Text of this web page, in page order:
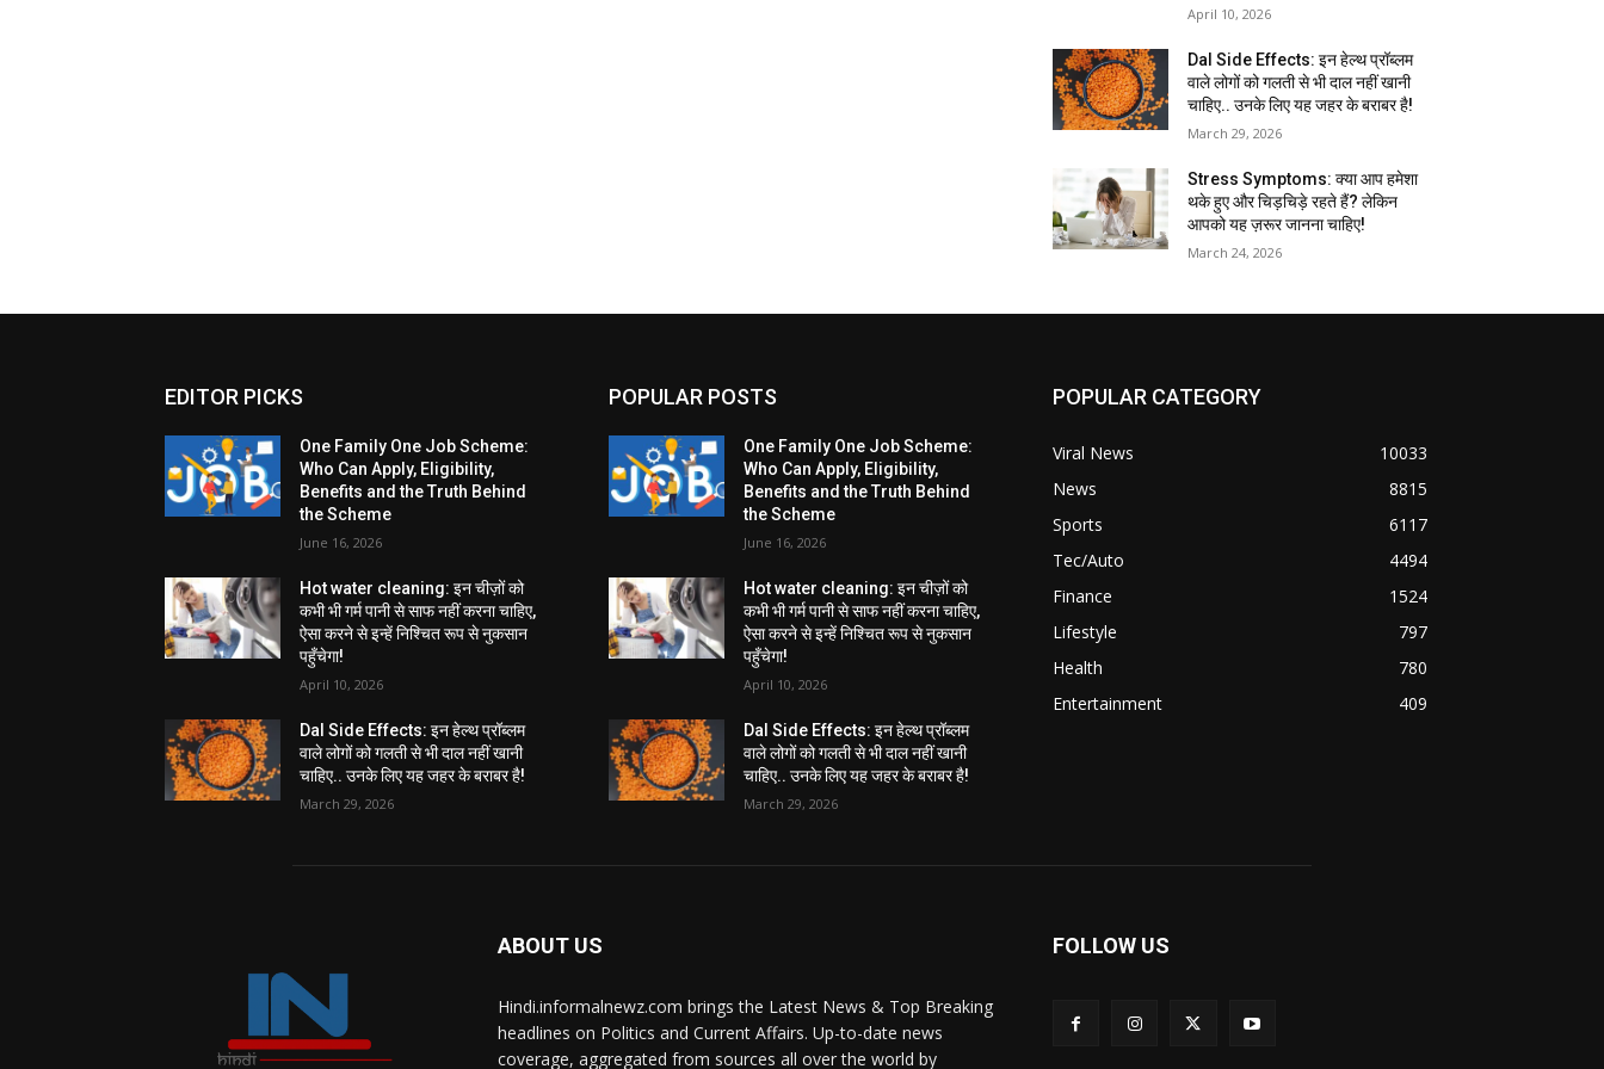
April 10, 2026
Dal Side Effects: इन हेल्थ प्रॉब्लम
वाले लोगों को गलती से भी दाल नहीं खानी
चाहिए.. उनके लिए यह जहर के बराबर है!
March 29, 2026
Stress Symptoms: क्या आप हमेशा
थके हुए और चिड़चिड़े रहते हैं? लेकिन
आपको यह ज़रूर जानना चाहिए!
March 24, 2026
EDITOR PICKS
One Family One Job Scheme:
Who Can Apply, Eligibility,
Benefits and the Truth Behind
the Scheme
June 16, 2026
Hot water cleaning: इन चीज़ों को
कभी भी गर्म पानी से साफ नहीं करना चाहिए,
ऐसा करने से इन्हें निश्चित रूप से नुकसान
पहुँचेगा!
April 10, 2026
Dal Side Effects: इन हेल्थ प्रॉब्लम
वाले लोगों को गलती से भी दाल नहीं खानी
चाहिए.. उनके लिए यह जहर के बराबर है!
March 29, 2026
POPULAR POSTS
One Family One Job Scheme:
Who Can Apply, Eligibility,
Benefits and the Truth Behind
the Scheme
June 16, 2026
Hot water cleaning: इन चीज़ों को
कभी भी गर्म पानी से साफ नहीं करना चाहिए,
ऐसा करने से इन्हें निश्चित रूप से नुकसान
पहुँचेगा!
April 10, 2026
Dal Side Effects: इन हेल्थ प्रॉब्लम
वाले लोगों को गलती से भी दाल नहीं खानी
चाहिए.. उनके लिए यह जहर के बराबर है!
March 29, 2026
POPULAR CATEGORY
Viral News
10033
News
8815
Sports
6117
Tec/Auto
4494
Finance
1524
Lifestyle
797
Health
780
Entertainment
409
ABOUT US
Hindi.informalnewz.com brings the Latest News & Top Breaking
headlines on Politics and Current Affairs. Up-to-date news
coverage, aggregated from sources all over the world by
FOLLOW US